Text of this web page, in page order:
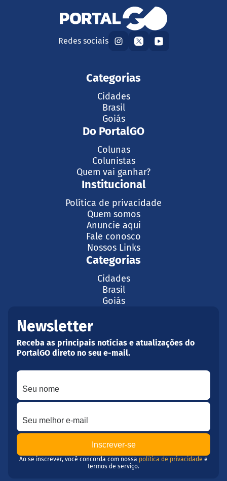
Redes sociais
Categorias
Cidades
Brasil
Goiás
Do PortalGO
Colunas
Colunistas
Quem vai ganhar?
Institucional
Política de privacidade
Quem somos
Anuncie aqui
Fale conosco
Nossos Links
Categorias
Cidades
Brasil
Goiás
Newsletter
Receba as principais notícias e atualizações do
PortalGO direto no seu e-mail.
Seu nome
Seu melhor e-mail
Ao se inscrever, você concorda com nossa política de privacidade e
termos de serviço.